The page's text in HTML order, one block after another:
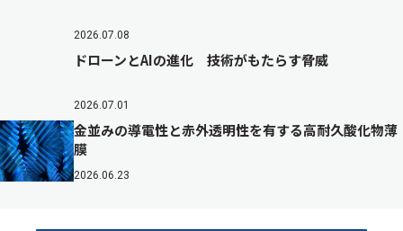
2026.07.08
ドローンとAIの進化 技術がもたらす脅威
2026.07.01
金並みの導電性と赤外透明性を有する高耐久酸化物薄
膜
2026.06.23